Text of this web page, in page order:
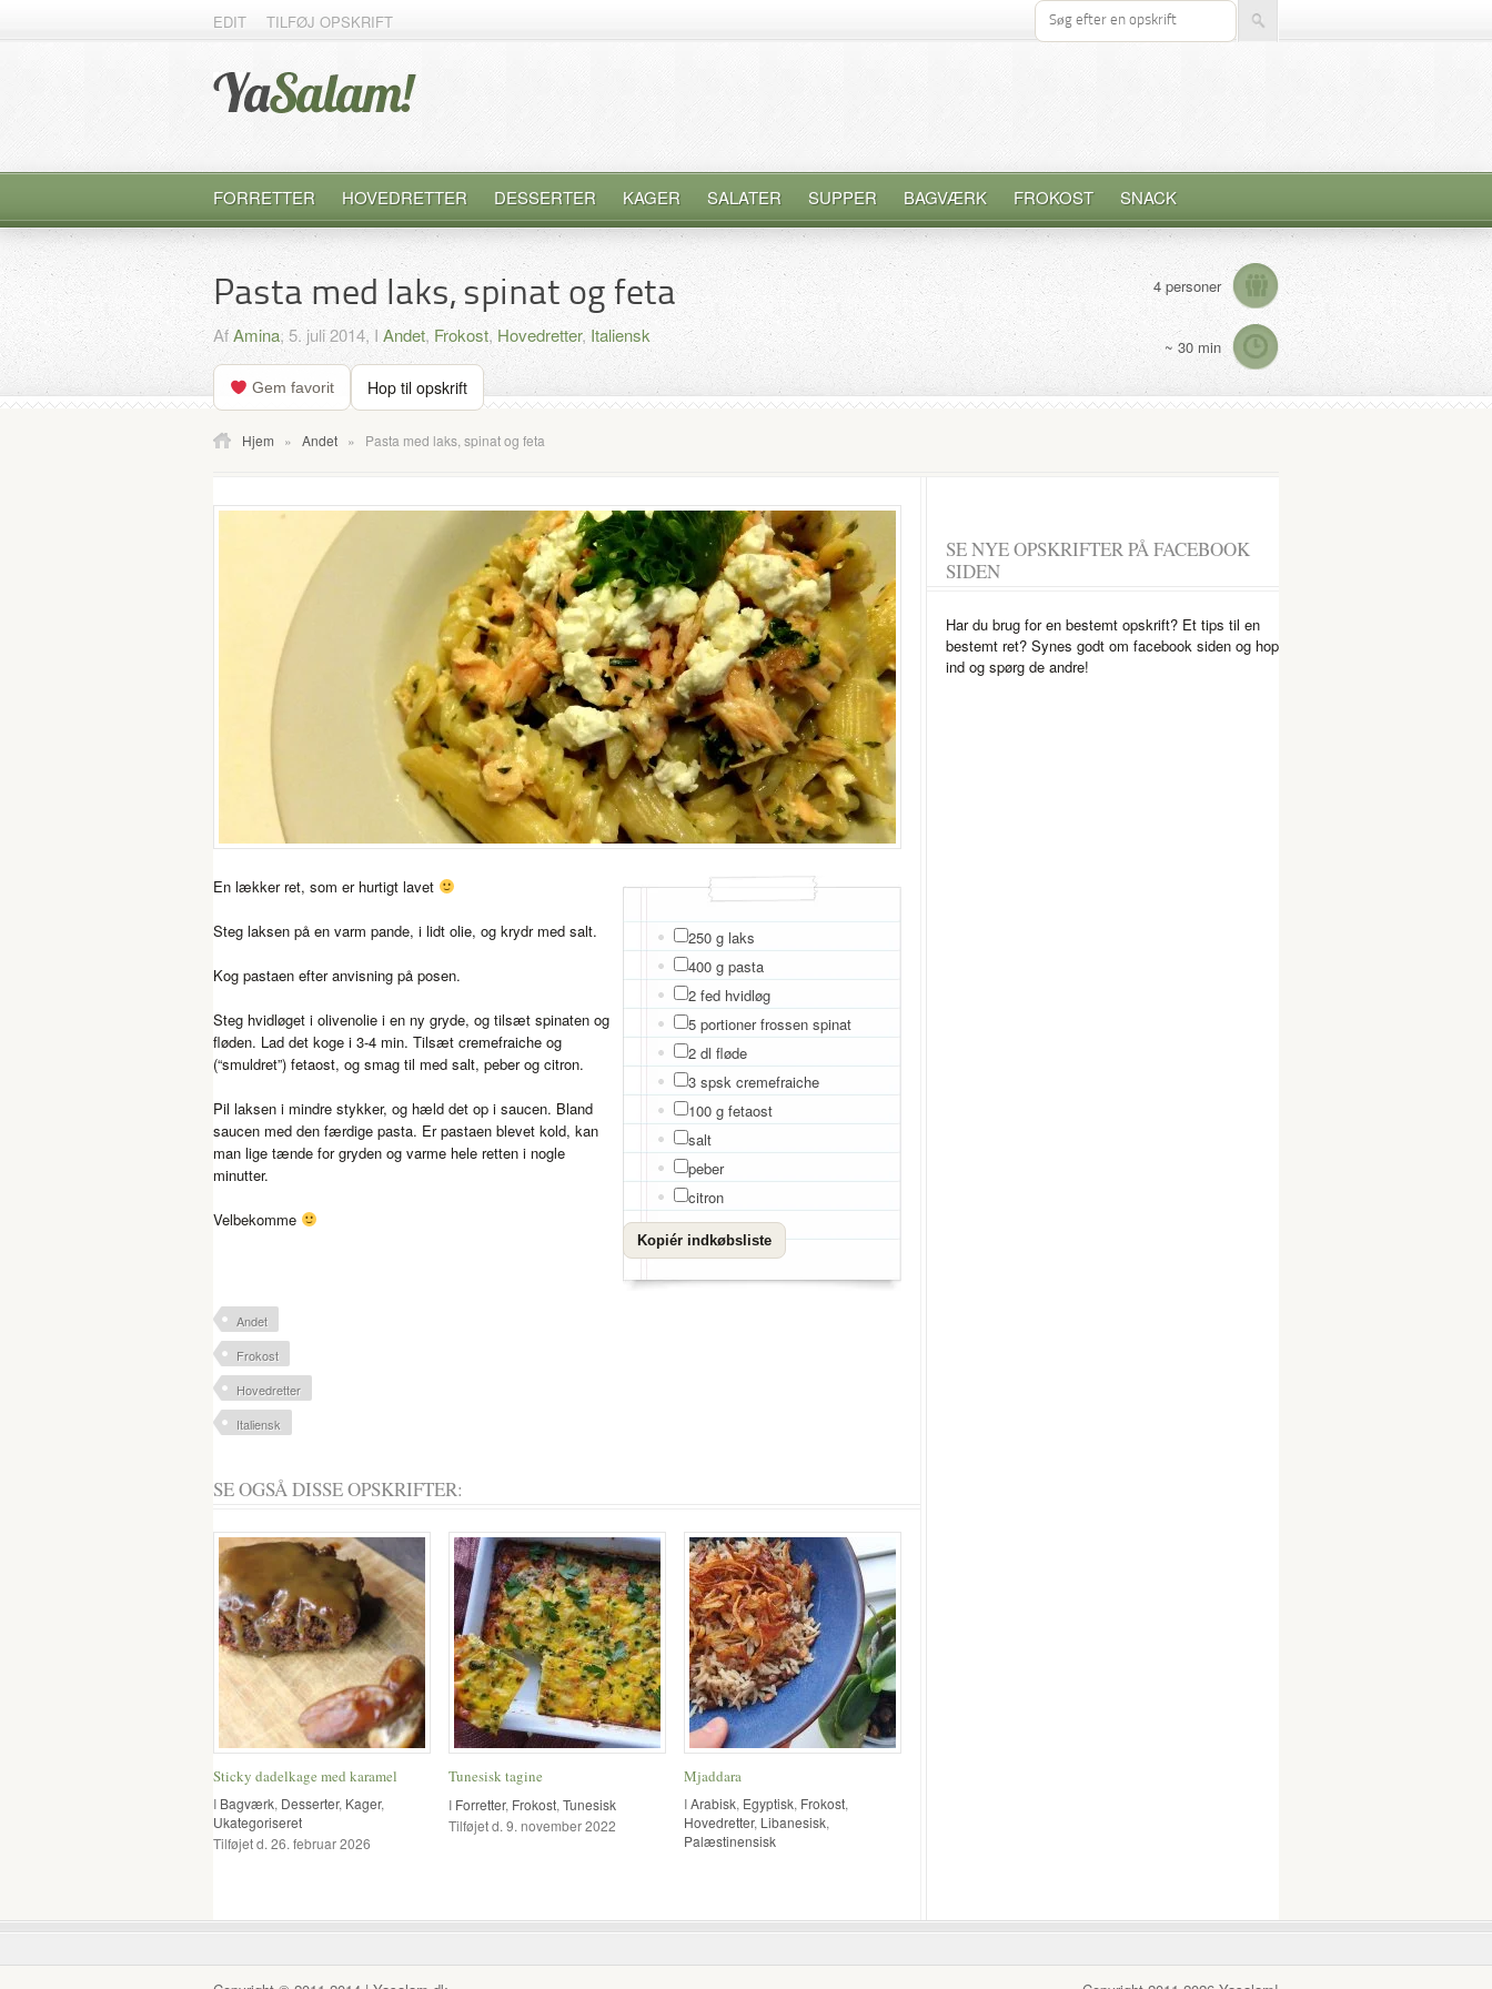
EDIT TILFØJ OPSKRIFT Søg efter opskrift
FORRETTER HOVEDRETTER DESSERTER KAGER SALATER SUPPER BAGVÆRK FROKOST SNACK
Pasta med laks, spinat og feta
AfAmina, 5. juli 2014, I Andet, Frokost,Hovedretter, Italiensk
Gem favorit Hop til opskrift
4 personer
~ 30 min
Hjem » Andet » Pasta med laks, spinat og feta
250 g laks
400 g pasta
2 fed hvidløg
5 portioner frossen spinat
2 dl fløde
3 spsk cremefraiche
100 g fetaost
salt
peber
citron
Kopiér indkøbsliste
En lækker ret, som er hurtigt lavet
Steg laksen på en varm pande, i lidt olie, og krydr med salt.
Kog pastaen efter anvisning på posen.
Steg hvidløget i olivenolie i en ny gryde, og tilsæt spinaten og
fløden. Lad det koge i 3-4 min. Tilsæt cremefraiche og
(“smuldret”) fetaost, og smag til med salt, peber og citron.
Pil laksen i mindre stykker, og hæld det op i saucen. Bland
saucen med den færdige pasta. Er pastaen blevet kold, kan
man lige tænde for gryden og varme hele retten i nogle
minutter.
Velbekomme
Andet
Frokost
Hovedretter
Italiensk
SE OGSÅ DISSE OPSKRIFTER:
Sticky dadelkage med karamel
I Bagværk, Desserter, Kager,
Ukategoriseret
Tilføjet d. 26. februar 2026
Tunesisk tagine
I Forretter, Frokost, Tunesisk
Tilføjet d. 9. november 2022
Mjaddara
IArabisk, Egyptisk, Frokost,
Hovedretter, Libanesisk,
Palæstinensisk
SE NYE OPSKRIFTER PÅ FACEBOOK
SIDEN
Har du brug for en bestemt opskrift? Et tips til en
bestemt ret? Synes godt om facebook siden og hop
ind og spørg de andre!